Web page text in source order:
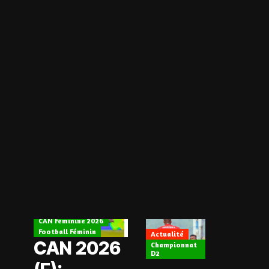
CAN Féminine 2026
Football Féminin
CAN 2026
Actualité
Championnat
D2